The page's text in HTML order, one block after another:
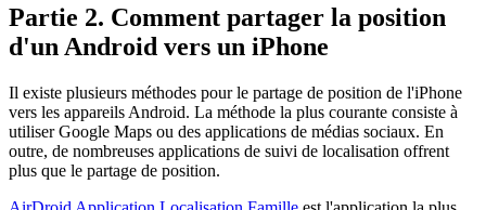
Partie 2. Comment partager la position
d'un Android vers un iPhone
Il existe plusieurs méthodes pour le partage de position de l'iPhone
vers les appareils Android. La méthode la plus courante consiste à
utiliser Google Maps ou des applications de médias sociaux. En
outre, de nombreuses applications de suivi de localisation offrent
plus que le partage de position.